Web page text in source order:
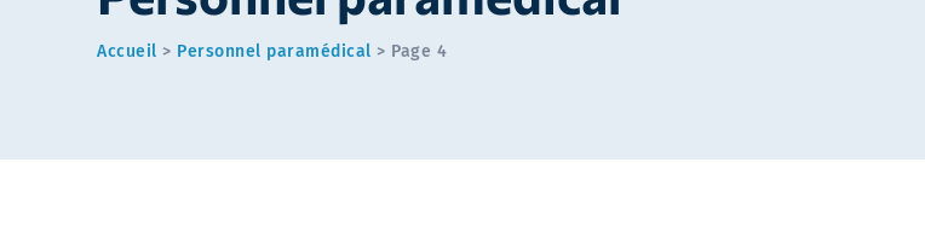
Accueil > Personnel paramédical > Page 4